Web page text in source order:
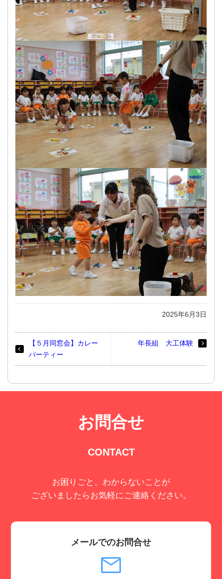
2025年6月3日
【５月同窓会】カレー
パーティー
年長組 大工体験
お問合せ
CONTACT
お困りごと、わからないことが
ございましたらお気軽にご連絡ください。
メールでのお問合せ